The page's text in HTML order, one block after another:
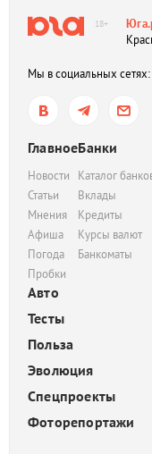
18+
Мы в социальных сетях:
Главное
Новости
Статьи
Мнения
Афиша
Погода
Пробки
Банки
Каталог
Вклады
Кредиты
Курсы валют
Банкоматы
Авто
Тесты
Польза
Эволюция
Спецпроекты
Фоторепортажи